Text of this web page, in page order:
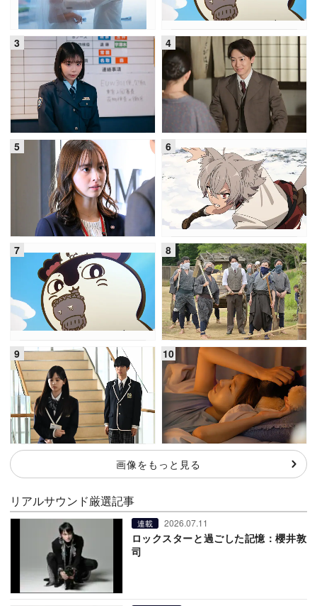
画像をもっと見る
リアルサウンド厳選記事
連載 2026.07.11
ロックスターと過ごした記憶：櫻井敦
司